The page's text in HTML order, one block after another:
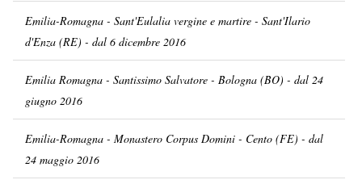
Emilia-Romagna - Sant'Eulalia vergine e martire - Sant'Ilario
d'Enza (RE) - dal 6 dicembre 2016
Emilia Romagna - Santissimo Salvatore - Bologna (BO) - dal 24
giugno 2016
Emilia-Romagna - Monastero Corpus Domini - Cento (FE) - dal
24 maggio 2016